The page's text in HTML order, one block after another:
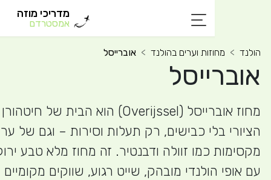
מדריכי מוזה
אמסטרדם
וערים בהולנד אוברייסל
מחוז אוברייסל (Overijssel) הוא הבית של חיטהורן – הכפר
כבישים, רק תעלות וסירות – וגם של ערים
זוולה ודבנטיר. זה מחוז מלא טבע ירוק, עיירות
מובהק, שייט רגוע, שווקים מקומיים ושקט